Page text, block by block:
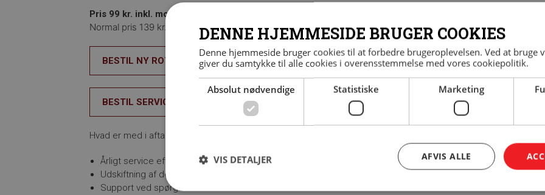
Pris 99 kr. inkl. moms. pr. måned.
Normal pris 139 kr. inkl. moms. pr måned.
BESTIL NY ROTTESPÆRRE + SERVICEAFTALE
BESTIL SERVICEAFTALE
Hvad er med i aftalen?
Årligt service eftersyn.
Udskiftning af defekte dele.
Support ved spørgsmål.
DENNE HJEMMESIDE BRUGER COOKIES
Denne hjemmeside bruger cookies til at forbedre brugeroplevelsen. Ved at bruge
giver du samtykke til alle cookies i overensstemmelse med vores cookiepolitik.
Absolut nødvendige Statistiske Marketing
AFVIS ALLE
VIS DETALJER